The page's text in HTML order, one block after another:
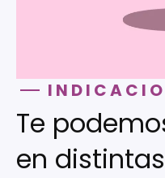
Te
en